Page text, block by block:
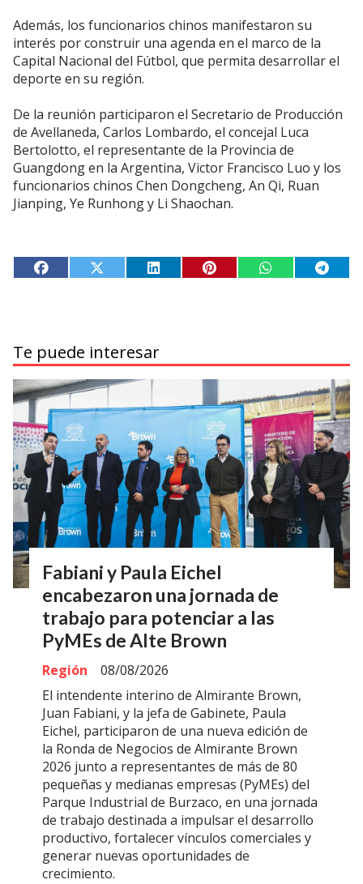
Además, los funcionarios chinos manifestaron su
interés por construir una agenda en el marco de la
Capital Nacional del Fútbol, que permita desarrollar el
deporte en su región.
De la reunión participaron el Secretario de Producción
de Avellaneda, Carlos Lombardo, el concejal Luca
Bertolotto, el representante de la Provincia de
Guangdong en la Argentina, Victor Francisco Luo y los
funcionarios chinos Chen Dongcheng, An Qi, Ruan
Jianping, Ye Runhong y Li Shaochan.
Te puede interesar
Fabiani y Paula Eichel
encabezaron una jornada de
trabajo para potenciar a las
PyMEs de Alte Brown
Región
08/08/2026
El intendente interino de Almirante Brown,
Juan Fabiani, y la jefa de Gabinete, Paula
Eichel, participaron de una nueva edición de
la Ronda de Negocios de Almirante Brown
2026 junto a representantes de más de 80
pequeñas y medianas empresas (PyMEs) del
Parque Industrial de Burzaco, en una jornada
de trabajo destinada a impulsar el desarrollo
productivo, fortalecer vínculos comerciales y
generar nuevas oportunidades de
crecimiento.